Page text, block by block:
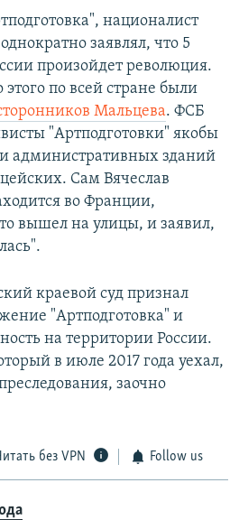
националист
заявлял, что 5
произойдет революция.
по всей стране были
Мальцева. ФСБ
"Артподготовки" якобы
административных зданий
Сам Вячеслав
во Франции,
вышел на улицы, и заявил,
краевой суд признал
"Артподготовка" и
на территории России.
в июле 2017 года уехал,
заочно
без VPN Follow us